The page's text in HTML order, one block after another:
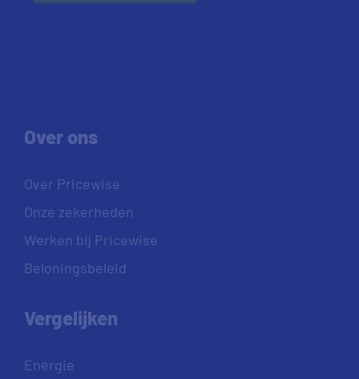
Over ons
Over Pricewise
Onze zekerheden
Werken bij Pricewise
Beloningsbeleid
Vergelijken
Energie